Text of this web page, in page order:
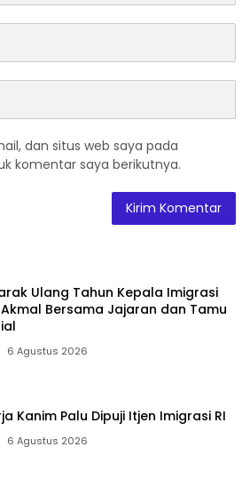
dan situs web saya pada
komentar saya berikutnya.
Ulang Tahun Kepala Imigrasi
Akmal Bersama Jajaran dan Tamu
6 Agustus 2026
Kanim Palu Dipuji Itjen Imigrasi RI
6 Agustus 2026